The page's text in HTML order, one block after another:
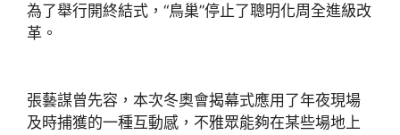
為了舉行開終結式，“鳥巢”停止了聰明化周全進級改
革。
張藝謀曾先容，本次冬奧會揭幕式應用了年夜現場
及時捕獲的一種互動感，不雅眾能夠在某些場地上